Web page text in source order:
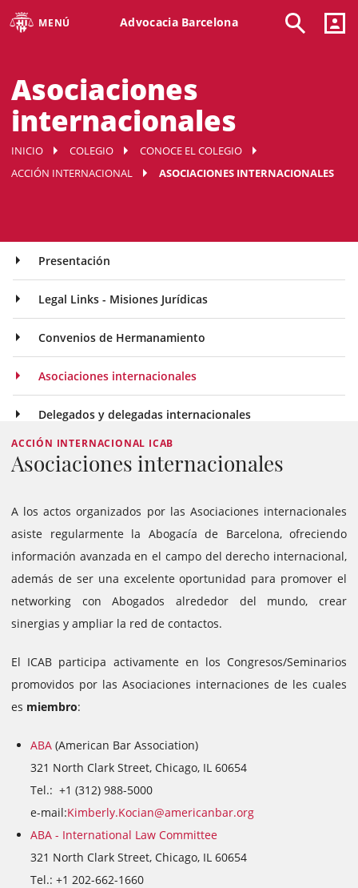
MENÚ Advocacia Barcelona
Asociaciones
internacionales
INICIO COLEGIO
CONOCE EL COLEGIO
ACCIÓN INTERNACIONAL
ASOCIACIONES INTERNACIONALES
Presentación
Legal Links - Misiones Jurídicas
Convenios de Hermanamiento
Asociaciones internacionales
Delegados y delegadas internacionales
ACCIÓN INTERNACIONAL ICAB
Asociaciones internacionales
A los actos organizados por las Asociaciones internacionales
asiste regularmente la Abogacía de Barcelona, ofreciendo
información avanzada en el campo del derecho internacional,
además de ser una excelente oportunidad para promover el
networking con Abogados alrededor del mundo, crear
sinergias y ampliar la red de contactos.
El ICAB participa activamente en los Congresos/Seminarios
promovidos por las Asociaciones internaciones de les cuales
es miembro:
ABA (American Bar Association)
321 North Clark Street, Chicago, IL 60654
Tel.: +1 (312) 988-5000
e-mail:Kimberly.Kocian@americanbar.org
ABA - International Law Committee
321 North Clark Street, Chicago, IL 60654
Tel.: +1 202-662-1660